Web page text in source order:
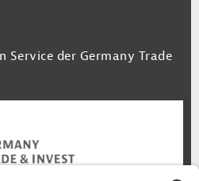
Service der Germany Trade